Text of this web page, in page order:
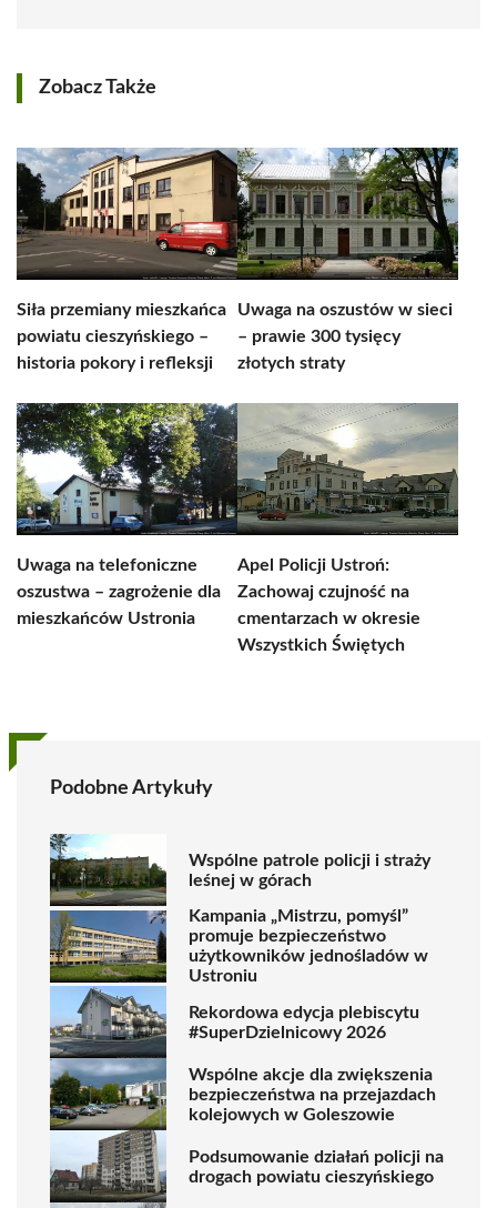
Zobacz Także
Siła przemiany mieszkańca
powiatu cieszyńskiego –
historia pokory i refleksji
Uwaga na oszustów w sieci
– prawie 300 tysięcy
złotych straty
Uwaga na telefoniczne
oszustwa – zagrożenie dla
mieszkańców Ustronia
Apel Policji Ustroń:
Zachowaj czujność na
cmentarzach w okresie
Wszystkich Świętych
Podobne Artykuły
Wspólne patrole policji i straży
leśnej w górach
Kampania „Mistrzu, pomyśl”
promuje bezpieczeństwo
użytkowników jednośladów w
Ustroniu
Rekordowa edycja plebiscytu
#SuperDzielnicowy 2026
Wspólne akcje dla zwiększenia
bezpieczeństwa na przejazdach
kolejowych w Goleszowie
Podsumowanie działań policji na
drogach powiatu cieszyńskiego